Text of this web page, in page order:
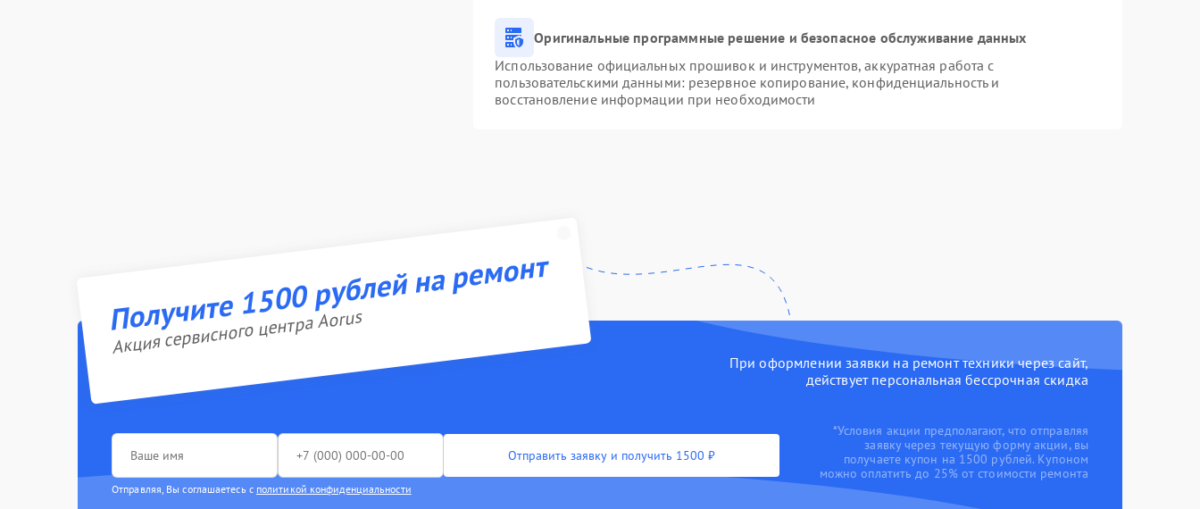
Оригинальные программные решение и безопасное обслуживание данных
Использование официальных прошивок и инструментов, аккуратная работа с
пользовательскими данными: резервное копирование, конфиденциальность и
восстановление информации при необходимости
Получите 1500 рублей на ремонт
Акция сервисного центра Aorus
При оформлении заявки на ремонт техники через сайт,
действует персональная бессрочная скидка
Отправить заявку и получить 1500 ₽
Отправляя, Вы соглашаетесь с политикой конфиденциальности
*Условия акции предполагают, что отправляя
заявку через текущую форму акции, вы
получаете купон на 1500 рублей. Купоном
можно оплатить до 25% от стоимости ремонта